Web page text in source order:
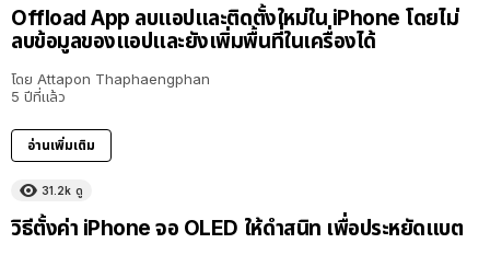
Offload App ลบแอปและติดตั้งใหม่ใน iPhone โดยไม่
ลบข้อมูลของแอปและยังเพิ่มพื้นที่ในเครื่องได้
โดย Attapon Thaphaengphan
5 ปีที่แล้ว
อ่านเพิ่มเติม
31.2k ดู
วิธีตั้งค่า iPhone จอ OLED ให้ดำสนิท เพื่อประหยัดแบต